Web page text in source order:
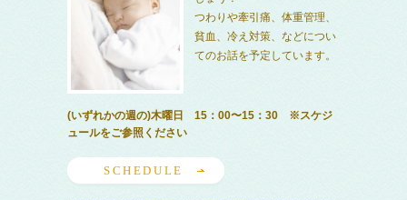
つわりや牽引痛、体重管理、
貧血、冷え対策、などについ
てのお話を予定しています。
(いずれかの週の)木曜日 15：00〜15：30 ※スケジ
ュールをご参照ください
SCHEDULE